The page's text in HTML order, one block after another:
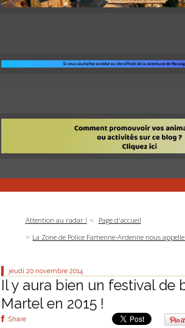
Attention au radar !
Page d'accueil
La Zone de Police Famenne-Ardenne nous
jeudi 20 novembre 2014
Il y aura bien un festival de
Martel en 2015 !
Share